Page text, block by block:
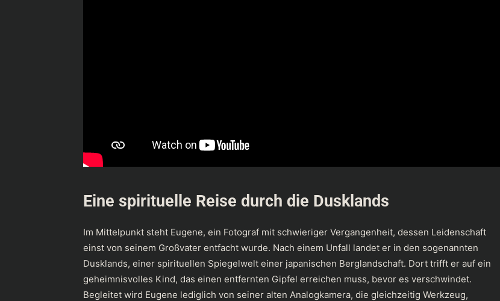
Eine spirituelle Reise durch die Dusklands
Im Mittelpunkt steht Eugene, ein Fotograf mit schwieriger Vergangenheit, dessen Leidenschaft
einst von seinem Großvater entfacht wurde. Nach einem Unfall landet er in den sogenannten
Dusklands, einer spirituellen Spiegelwelt einer japanischen Berglandschaft. Dort trifft er auf ein
geheimnisvolles Kind, das einen entfernten Gipfel erreichen muss, bevor es verschwindet.
Begleitet wird Eugene lediglich von seiner alten Analogkamera, die gleichzeitig Werkzeug,